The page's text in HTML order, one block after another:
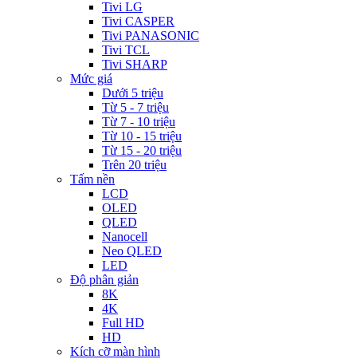
Tivi LG
Tivi CASPER
Tivi PANASONIC
Tivi TCL
Tivi SHARP
Mức giá
Dưới 5 triệu
Từ 5 - 7 triệu
Từ 7 - 10 triệu
Từ 10 - 15 triệu
Từ 15 - 20 triệu
Trên 20 triệu
Tấm nền
LCD
OLED
QLED
Nanocell
Neo QLED
LED
Độ phân giản
8K
4K
Full HD
HD
Kích cỡ màn hình